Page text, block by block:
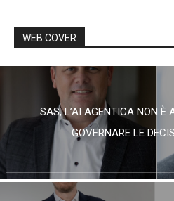
WEB COVER
SAS, L’AI AGENTICA NON È
GOVERNARE LE